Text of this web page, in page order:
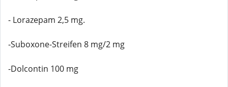
- Lorazepam 2,5 mg.
-Suboxone-Streifen 8 mg/2 mg
-Dolcontin 100 mg